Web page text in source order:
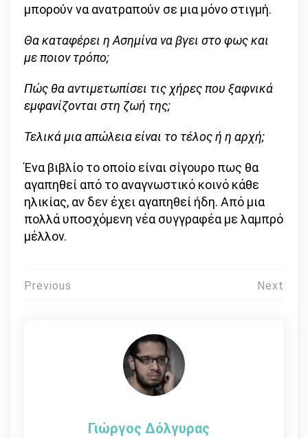
μπορούν να ανατραπούν σε μια μόνο στιγμή.
Θα καταφέρει η Ασημίνα να βγει στο φως και
με ποιον τρόπο;
Πώς θα αντιμετωπίσει τις χήρες που ξαφνικά
εμφανίζονται στη ζωή της;
Τελικά μια απώλεια είναι το τέλος ή η αρχή;
Ένα βιβλίο το οποίο είναι σίγουρο πως θα
αγαπηθεί από το αναγνωστικό κοινό κάθε
ηλικίας, αν δεν έχει αγαπηθεί ήδη. Από μια
πολλά υποσχόμενη νέα συγγραφέα με λαμπρό
μέλλον.
Πλοήγηση
Previous Next
Γιώργος Δόλγυρας